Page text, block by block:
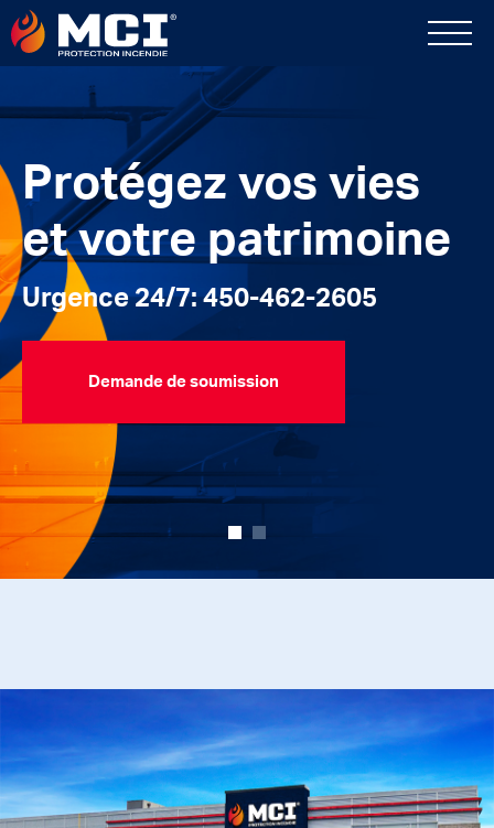
Protégez vos vies
et votre patrimoine
Urgence 24/7: 450-462-2605
Demande de soumission